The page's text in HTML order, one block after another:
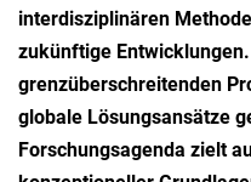
interdisziplinären
zukünftige
grenzüberschreitenden
globale Lösungsansätze
Forschungsagenda zielt